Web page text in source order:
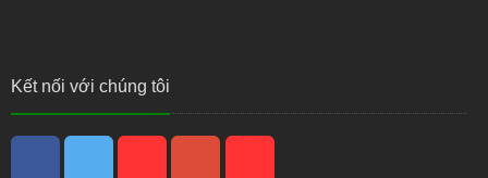
Kết nối với chúng tôi